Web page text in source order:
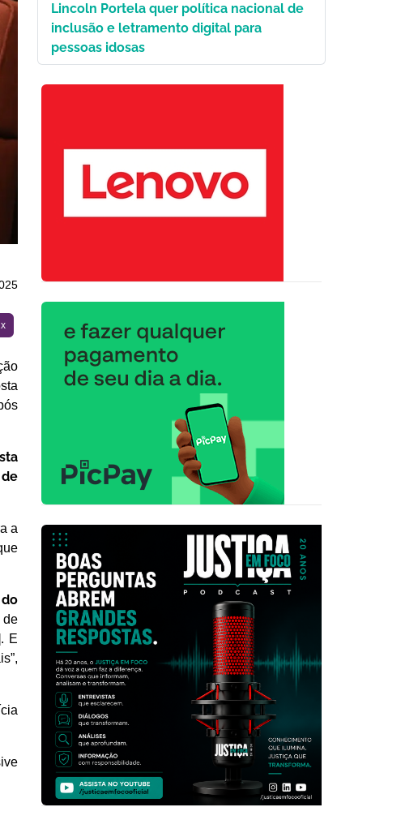
a
de
E
Lincoln Portela quer política nacional de
inclusão e letramento digital para
pessoas idosas